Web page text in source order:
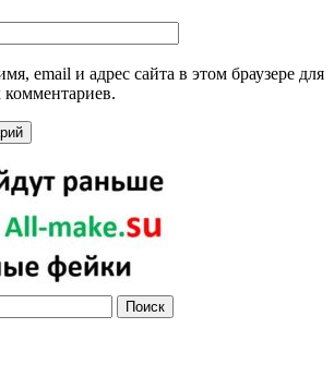
email и адрес сайта в этом браузере для